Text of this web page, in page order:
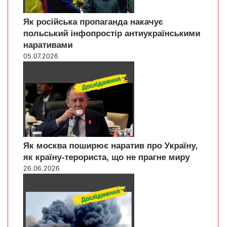
Як російська пропаганда накачує
польський інфопростір антиукраїнськими
наративами
05.07.2026
Як москва поширює наратив про Україну,
як країну-терориста, що не прагне миру
26.06.2026